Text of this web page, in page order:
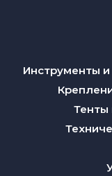
Инструменты
Тенты